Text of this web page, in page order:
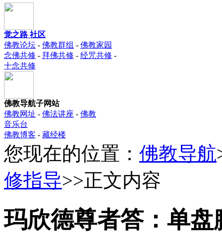
觉之路 社区
佛教论坛 - 佛教群组 - 佛教家园
念佛共修 - 拜佛共修 - 经咒共修 -
十念共修
佛教导航子网站
佛教网址 - 佛法讲座 - 佛教
音乐台
佛教博客 - 藏经楼
您现在的位置： 佛教导航
修指导>>正文内容
玛欣德尊者答：单